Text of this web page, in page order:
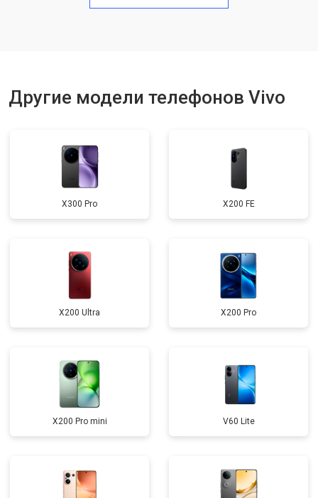
Замена кнопки включения 1750 ₽
Другие модели телефонов Vivo
X300 Pro X200 FE
X200 Ultra X200 Pro
X200 Pro mini V60 Lite